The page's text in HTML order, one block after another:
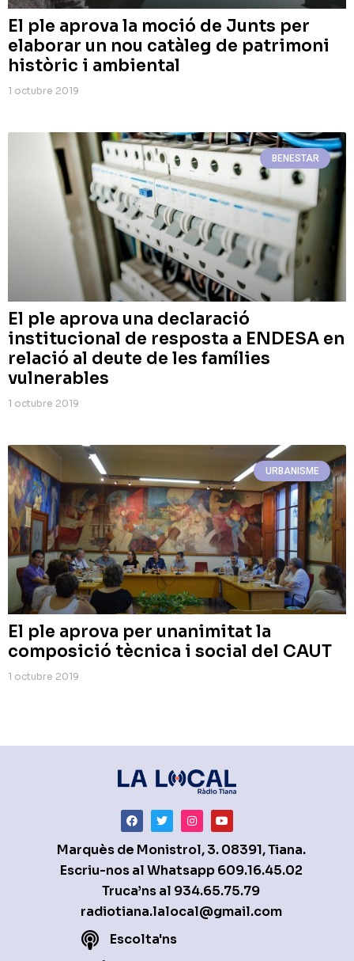
El ple aprova la moció de Junts per
elaborar un nou catàleg de patrimoni
històric i ambiental
1 octubre 2019
BENESTAR
El ple aprova una declaració
institucional de resposta a ENDESA en
relació al deute de les famílies
vulnerables
1 octubre 2019
URBANISME
El ple aprova per unanimitat la
composició tècnica i social del CAUT
1 octubre 2019
Marquès de Monistrol, 3. 08391, Tiana.
Escriu-nos al Whatsapp609.16.45.02
Truca’ns al 934.65.75.79
radiotiana.lalocal@gmail.com
Escolta'ns